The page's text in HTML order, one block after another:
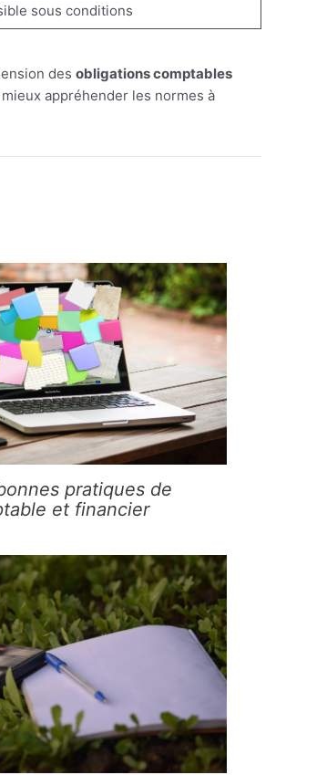
sous conditions
des obligations comptables
appréhender les normes à
pratiques de
et financier